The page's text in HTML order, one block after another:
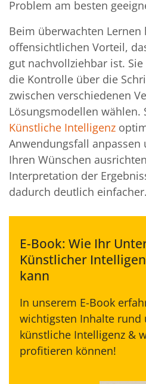
Problem am besten
Beim überwachten Lernen
offensichtlichen Vorteil,
gut nachvollziehbar ist.
die Kontrolle über die
zwischen verschiedenen
Lösungsmodellen wählen.
Künstliche Intelligenz
Anwendungsfall anpassen
Ihren Wünschen
Interpretation der
dadurch deutlich einfacher.
E-Book: Wie Ihr
Künstlicher
kann
In unserem E-Book
wichtigsten Inhalte rund
künstliche Intelligenz &
profitieren können!